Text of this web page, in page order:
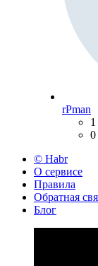
rPman
1
0
© Habr
О сервисе
Правила
Обратная
Блог